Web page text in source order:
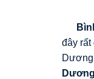
đây rất
Dương
Dương